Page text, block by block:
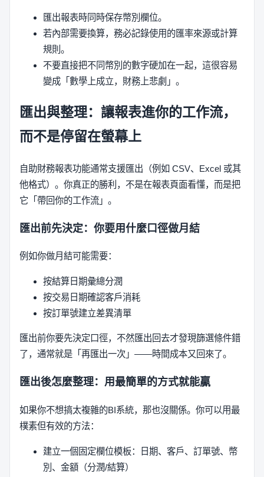
匯出報表時同時保存幣別欄位。
若內部需要換算，務必記錄使用的匯率來源或計算
規則。
不要直接把不同幣別的數字硬加在一起，這很容易
變成「數學上成立，財務上悲劇」。
匯出與整理：讓報表進你的工作流，
而不是停留在螢幕上
自助財務報表功能通常支援匯出（例如 CSV、Excel 或其
他格式）。你真正的勝利，不是在報表頁面看懂，而是把
它「帶回你的工作流」。
匯出前先決定：你要用什麼口徑做月結
例如你做月結可能需要：
按結算日期彙總分潤
按交易日期確認客戶消耗
按訂單號建立差異清單
匯出前你要先決定口徑，不然匯出回去才發現篩選條件錯
了，通常就是「再匯出一次」——時間成本又回來了。
匯出後怎麼整理：用最簡單的方式就能贏
如果你不想搞太複雜的BI系統，那也沒關係。你可以用最
樸素但有效的方法：
建立一個固定欄位模板：日期、客戶、訂單號、幣
別、金額（分潤/結算）